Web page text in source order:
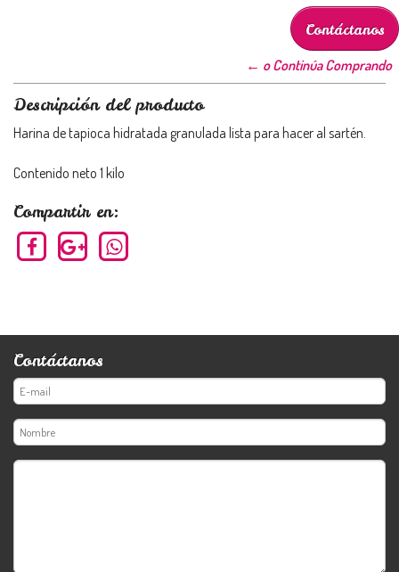
Contáctanos
← o Continúa Comprando
Descripción del producto
Harina de tapioca hidratada granulada lista para hacer al sartén.
Contenido neto 1 kilo
Compartir en:
Contáctanos